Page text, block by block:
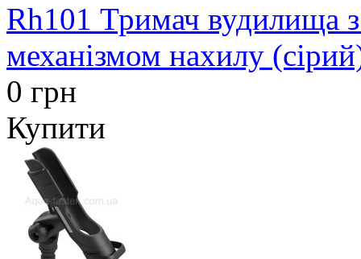
Rh101 Тримач вудилища
механізмом нахилу
0 грн
Купити